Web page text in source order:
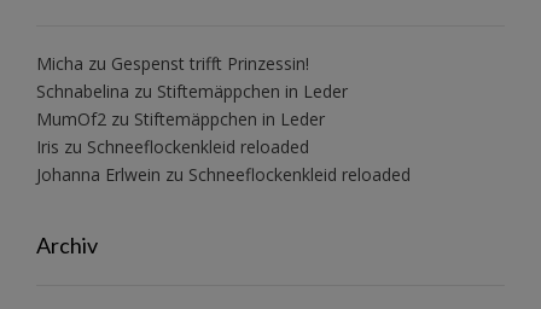
Micha zu Gespenst trifft Prinzessin!
Schnabelina zu Stiftemäppchen in Leder
MumOf2 zu Stiftemäppchen in Leder
Iris zu Schneeflockenkleid reloaded
Johanna Erlwein zu Schneeflockenkleid reloaded
Archiv